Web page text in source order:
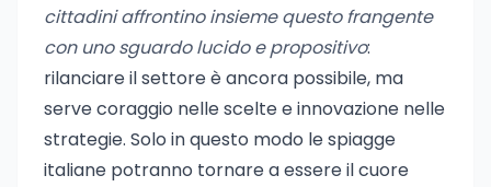
cittadini affrontino insieme questo frangente
con uno sguardo lucido e propositivo:
rilanciare il settore è ancora possibile, ma
serve coraggio nelle scelte e innovazione nelle
strategie. Solo in questo modo le spiagge
italiane potranno tornare a essere il cuore